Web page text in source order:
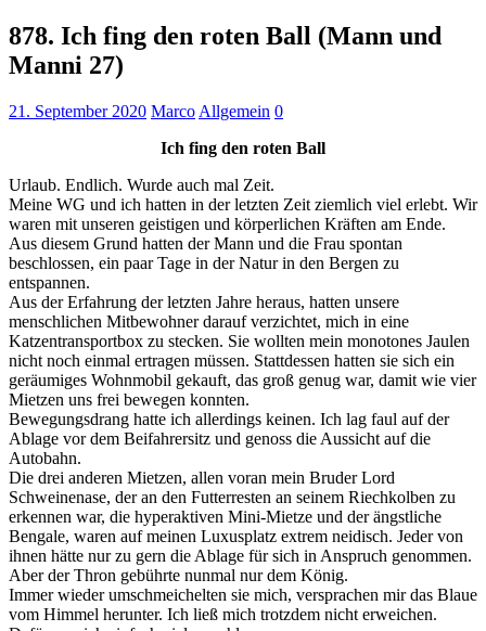
878. Ich fing den roten Ball (Mann und
Manni 27)
21. September 2020 Marco Allgemein 0
Ich fing den roten Ball
Urlaub. Endlich. Wurde auch mal Zeit.
Meine WG und ich hatten in der letzten Zeit ziemlich viel erlebt. Wir
waren mit unseren geistigen und körperlichen Kräften am Ende.
Aus diesem Grund hatten der Mann und die Frau spontan
beschlossen, ein paar Tage in der Natur in den Bergen zu
entspannen.
Aus der Erfahrung der letzten Jahre heraus, hatten unsere
menschlichen Mitbewohner darauf verzichtet, mich in eine
Katzentransportbox zu stecken. Sie wollten mein monotones Jaulen
nicht noch einmal ertragen müssen. Stattdessen hatten sie sich ein
geräumiges Wohnmobil gekauft, das groß genug war, damit wie vier
Mietzen uns frei bewegen konnten.
Bewegungsdrang hatte ich allerdings keinen. Ich lag faul auf der
Ablage vor dem Beifahrersitz und genoss die Aussicht auf die
Autobahn.
Die drei anderen Mietzen, allen voran mein Bruder Lord
Schweinenase, der an den Futterresten an seinem Riechkolben zu
erkennen war, die hyperaktiven Mini-Mietze und der ängstliche
Bengale, waren auf meinen Luxusplatz extrem neidisch. Jeder von
ihnen hätte nur zu gern die Ablage für sich in Anspruch genommen.
Aber der Thron gebührte nunmal nur dem König.
Immer wieder umschmeichelten sie mich, versprachen mir das Blaue
vom Himmel herunter. Ich ließ mich trotzdem nicht erweichen.